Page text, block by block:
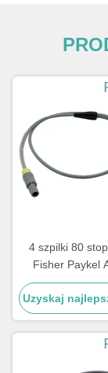
4 szpilki 80
Fisher Paykel
grzejnika Kabel
1m
Uzyskaj